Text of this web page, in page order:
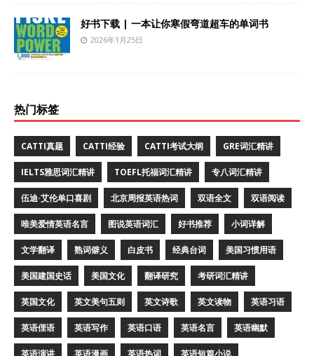
好书下载 | 一本让你寒假弯道超车的单词书
2026年1月25日
热门标签
CATTI真题 CATTI经验 CATTI考试大纲 GRE词汇精讲
IELTS雅思词汇精讲 TOEFL托福词汇精讲 专八词汇精讲
伍迪·艾伦单口喜剧 北京周报英语热词 双语全文 双语阅读
唯美爱情英语名言 图说英语词汇 好书推荐 小词详解
文学翻译 熟词僻义 白皮书 经典台词 美国习惯用语
美国建国史话 美国文化 翻译研究 考研词汇精讲
英国文化 英文美句五则 英文诗歌 英文读物 英语习语
英语俚语 英语写作 英语口语 英语名言 英语幽默